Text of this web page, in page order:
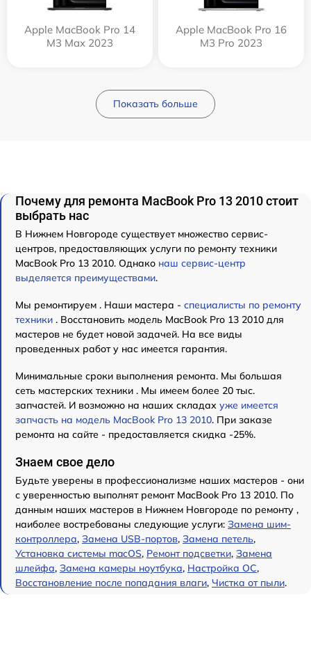
Apple MacBook Pro 14
M3 Max 2023
Apple MacBook Pro 16
M3 Pro 2023
Показать больше
Почему для ремонта MacBook Pro 13 2010 стоит
выбрать нас
В Нижнем Новгороде существует множество сервис-
центров, предоставляющих услуги по ремонту техники
MacBook Pro 13 2010. Однако наш сервис-центр
выделяется преимуществами.
Мы ремонтируем . Наши мастера - специалисты по ремонту
техники . Восстановить модель MacBook Pro 13 2010 для
мастеров не будет новой задачей. На все виды
проведенных работ у нас имеется гарантия.
Минимальные сроки выполнения ремонта. Мы большая
сеть мастерских техники . Мы имеем более 20 тыс.
запчастей. И возможно на наших складах уже имеется
запчасть на модель MacBook Pro 13 2010. При заказе
ремонта на сайте - предоставляется скидка -25%.
Знаем свое дело
Будьте уверены в профессионализме наших мастеров - они
с уверенностью выполнят ремонт MacBook Pro 13 2010. По
данным наших мастеров в Нижнем Новгороде по ремонту ,
наиболее востребованы следующие услуги: Замена шим-
контроллера, Замена USB-портов, Замена петель,
Установка системы macOS, Ремонт подсветки, Замена
шлейфа, Замена камеры ноутбука, Настройка ОС,
Восстановление после попадания влаги, Чистка от пыли.